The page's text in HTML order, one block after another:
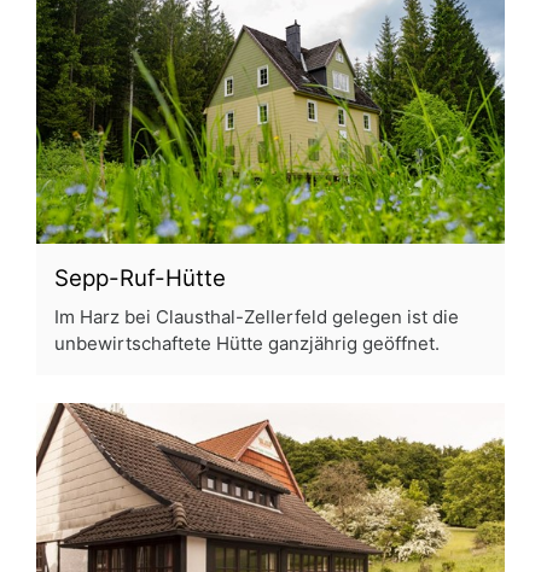
Sepp-Ruf-Hütte
Im Harz bei Clausthal-Zellerfeld gelegen ist die
unbewirtschaftete Hütte ganzjährig geöffnet.